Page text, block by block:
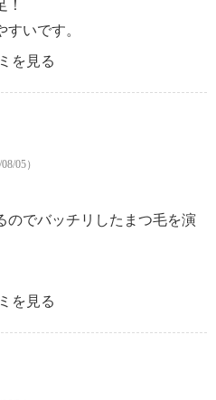
かで、思い通りの美し
ハリ・コシ・ツヤ・保
すくにじみにくいのが
ュラで、自分のまつ毛の
付け心地。乾いてもカ
ています。
で簡単につるんとオフ
エクステもＯＫです）。
チン、高麗人参（オタ
トアーモンドオイル
ン、酢酸トコフェロー
配合し、まつ毛を保護
ラックカラー。
，２−ヘキサンジオー
ール、トロメタミン、ス
ラック
に異常がある場合は使用
かよく注意して使用して
ください。もし入った場
かぬるま湯で洗い流して
場合は眼科医にご相談く
けて保管してください。
りと締めてください。
！
いです。
を見る
05）
のでバッチリしたまつ毛を演
を見る